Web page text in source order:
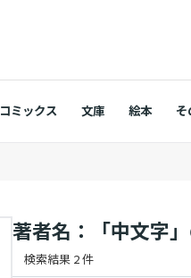
コミックス 文庫 絵本
著者名：「中文字
検索結果 2 件